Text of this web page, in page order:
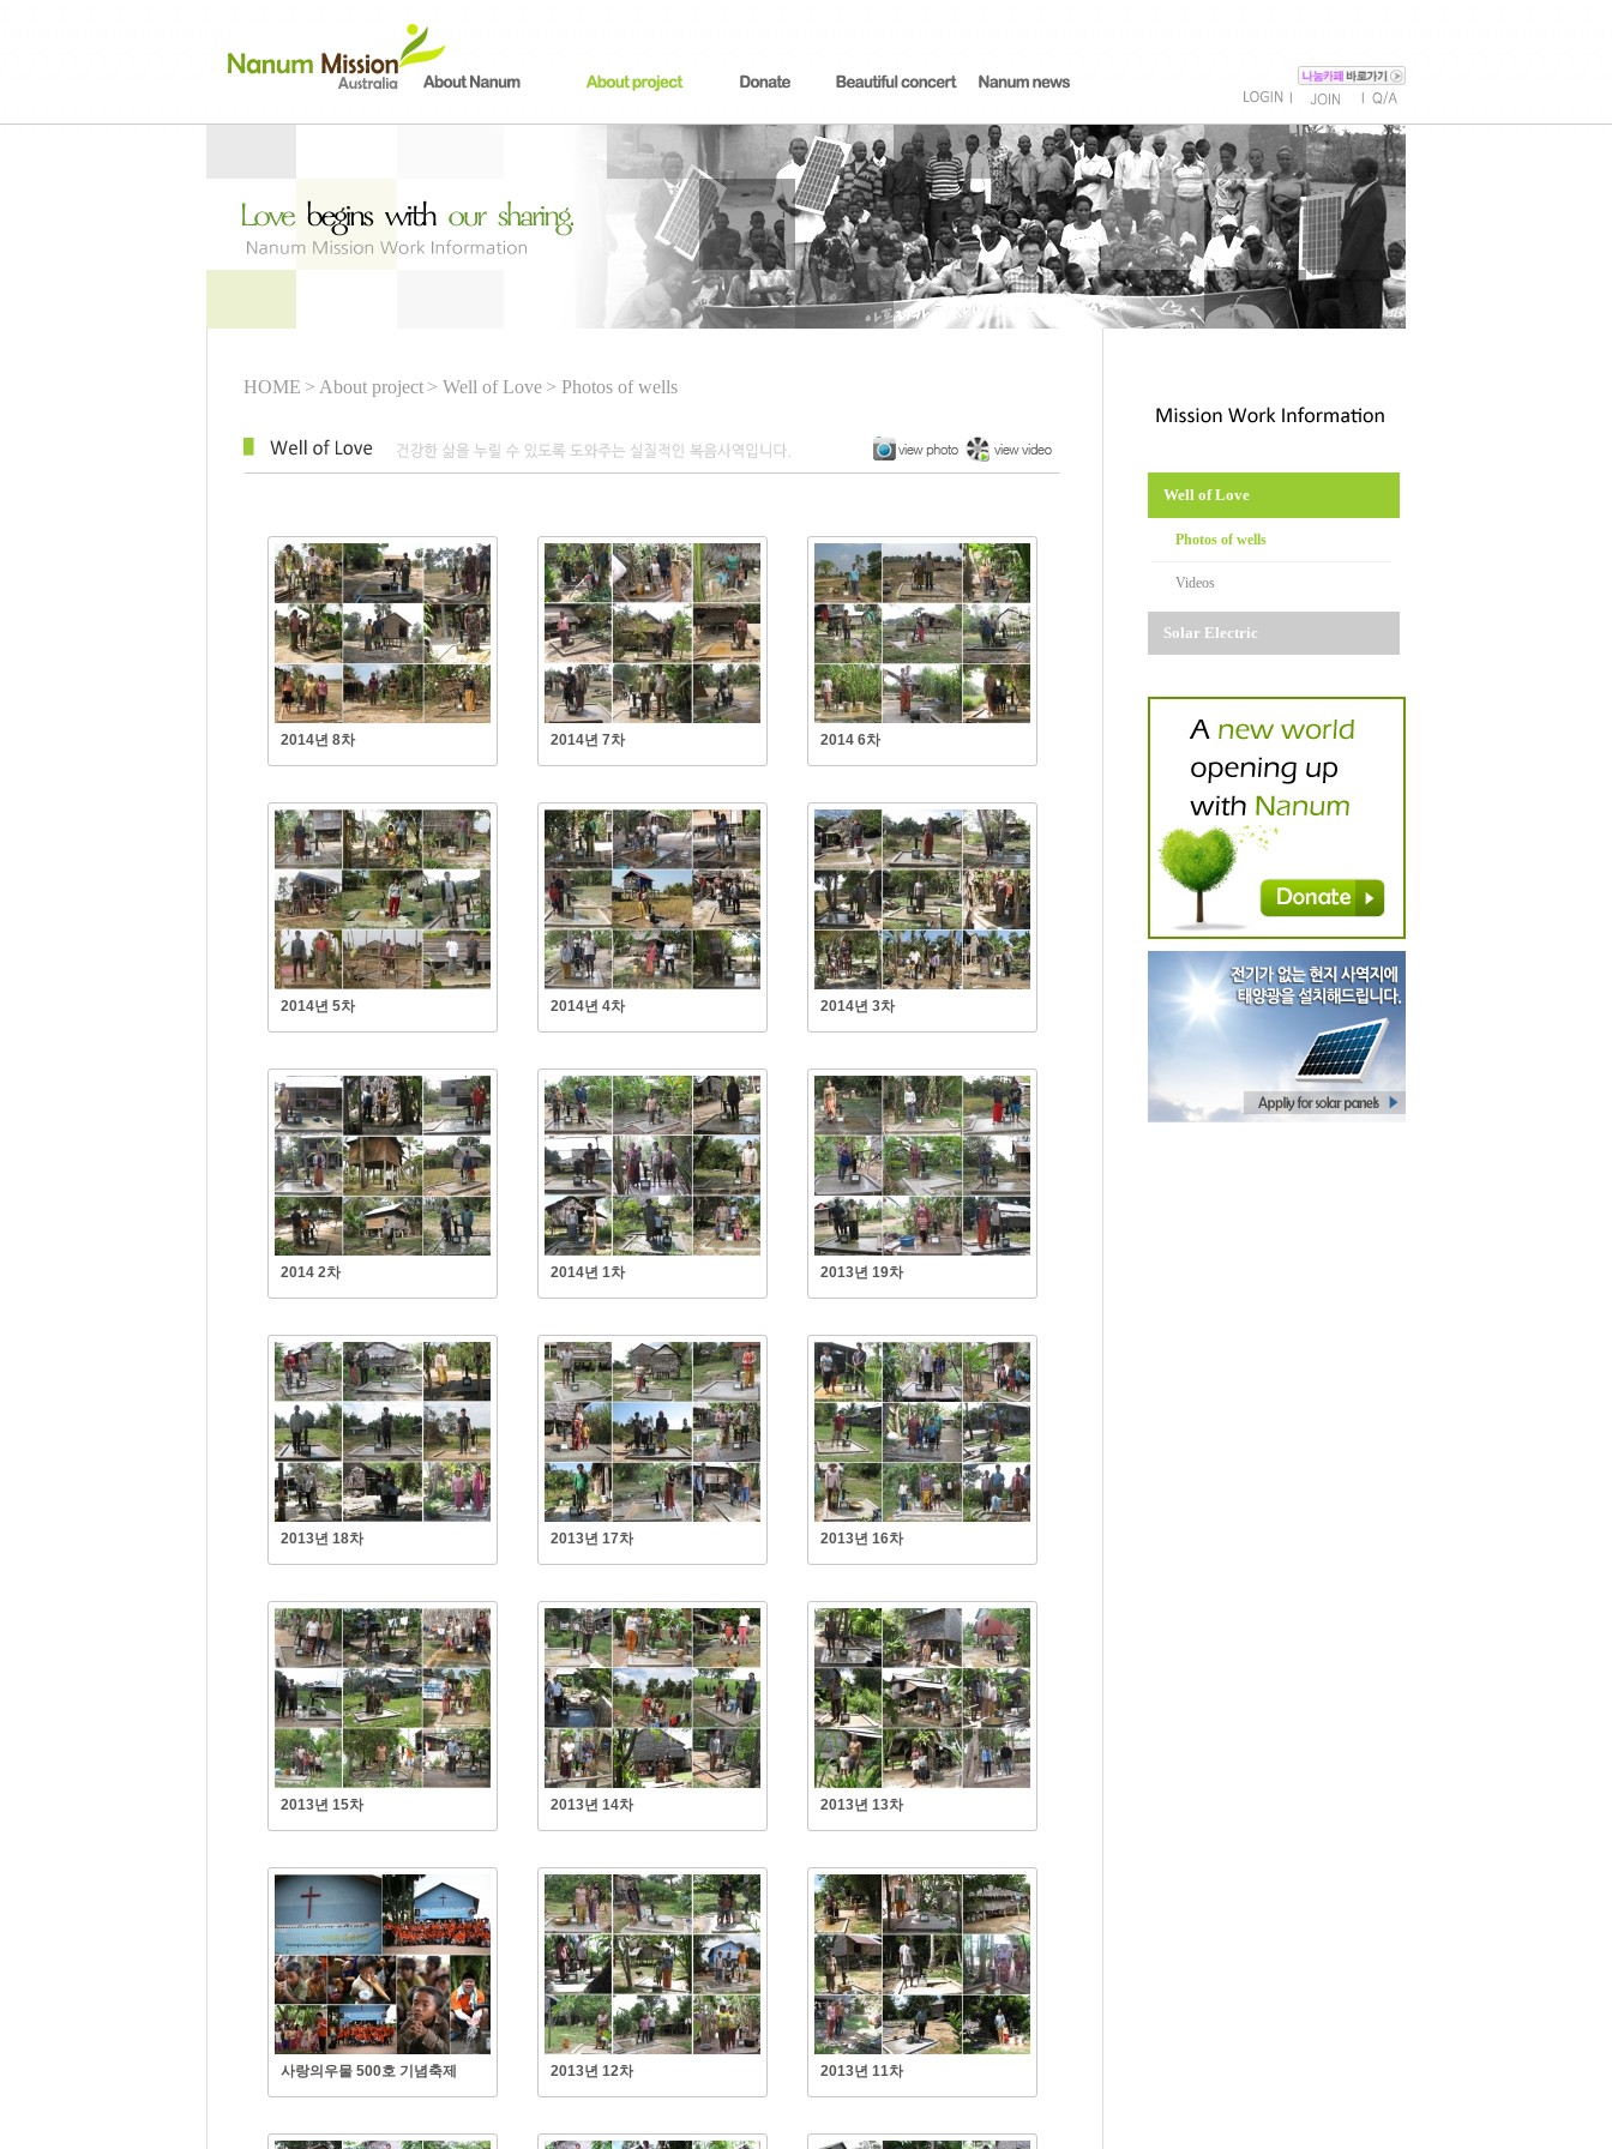
HOME > About project > Well of Love > Photos of wells
2014년 8차 2014년 7차 2014 6차
2014년 5차 2014년 4차 2014년 3차
2014 2차 2014년 1차 2013년 19차
2013년 18차 2013년 17차 2013년 16차
2013년 15차 2013년 14차 2013년 13차
사랑의우물 500호 기념축제 2013년 12차 2013년 11차
Well of Love
Photos of wells
Videos
Solar Electric